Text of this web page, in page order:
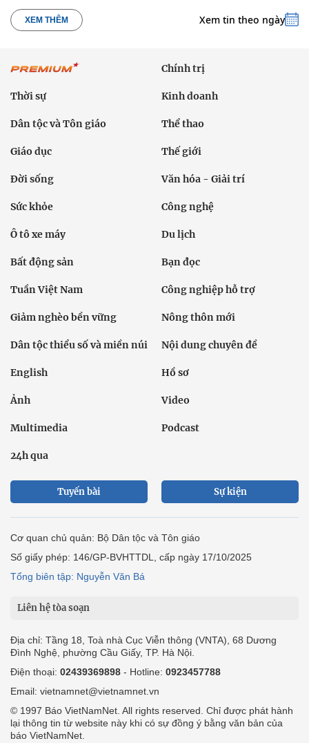
XEM THÊM Xem tin theo ngày
Chính trị
Thời sự Kinh doanh
Dân tộc và Tôn giáo Thể thao
Giáo dục Thế giới
Đời sống Văn hóa - Giải trí
Sức khỏe Công nghệ
Ô tô xe máy Du lịch
Bất động sản Bạn đọc
Tuần Việt Nam Công nghiệp hỗ trợ
Giảm nghèo bền vững Nông thôn mới
Dân tộc thiểu số và miền núi Nội dung chuyên đề
English Hồ sơ
Ảnh Video
Multimedia Podcast
24h qua
Tuyến bài Sự kiện
Cơ quan chủ quản: Bộ Dân tộc và Tôn giáo
Số giấy phép: 146/GP-BVHTTDL, cấp ngày 17/10/2025
Tổng biên tập: Nguyễn Văn Bá
Liên hệ tòa soạn
Địa chỉ: Tầng 18, Toà nhà Cục Viễn thông (VNTA), 68 Dương
Đình Nghệ, phường Cầu Giấy, TP. Hà Nội.
Điện thoại: 02439369898 - Hotline: 0923457788
Email: vietnamnet@vietnamnet.vn
© 1997 Báo VietNamNet. All rights reserved. Chỉ được phát hành
lại thông tin từ website này khi có sự đồng ý bằng văn bản của
báo VietNamNet.